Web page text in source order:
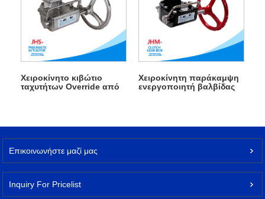
Χειροκίνητο κιβώτιο
ταχυτήτων Override από
Χειροκίνητη παράκαμψη
ενεργοποιητή βαλβίδας
Επικοινωνήστε μαζί μας
Inquiry For Pricelist